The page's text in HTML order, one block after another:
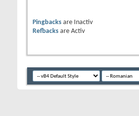
Pingbacks are
Inactiv
Refbacks are Activ